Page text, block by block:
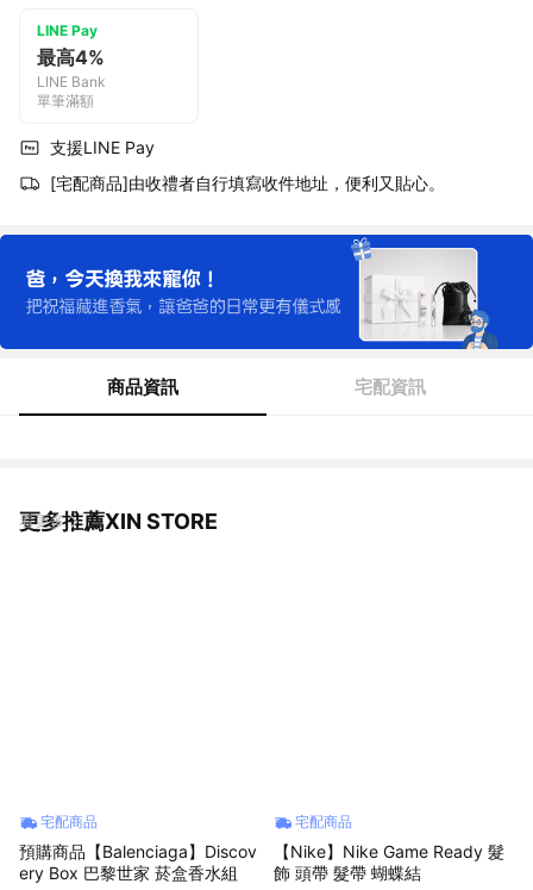
LINE Pay
最高4%
LINE Bank
單筆滿額
支援LINE Pay
[宅配商品]由收禮者自行填寫收件地址，便利又貼心。
商品資訊 宅配資訊
更多推薦XIN STORE
看更多
宅配商品
預購商品【Balenciaga】Discov
ery Box 巴黎世家 菸盒香水組
宅配商品
【Nike】Nike Game Ready 髮
飾 頭帶 髮帶 蝴蝶結